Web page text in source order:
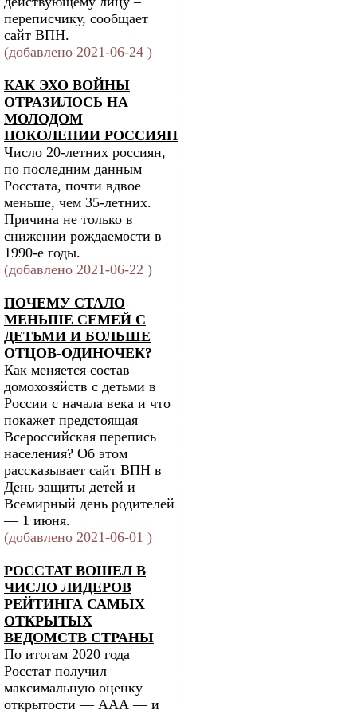
переписчику, сообщает
сайт ВПН.
(добавлено 2021-06-24 )
КАК ЭХО ВОЙНЫ
ОТРАЗИЛОСЬ НА
МОЛОДОМ
ПОКОЛЕНИИ РОССИЯН
Число 20-летних россиян,
по последним данным
Росстата, почти вдвое
меньше, чем 35-летних.
Причина не только в
снижении рождаемости в
1990-е годы.
(добавлено 2021-06-22 )
ПОЧЕМУ СТАЛО
МЕНЬШЕ СЕМЕЙ С
ДЕТЬМИ И БОЛЬШЕ
ОТЦОВ-ОДИНОЧЕК?
Как меняется состав
домохозяйств с детьми в
России с начала века и что
покажет предстоящая
Всероссийская перепись
населения? Об этом
рассказывает сайт ВПН в
День защиты детей и
Всемирный день родителей
— 1 июня.
(добавлено 2021-06-01 )
РОССТАТ ВОШЕЛ В
ЧИСЛО ЛИДЕРОВ
РЕЙТИНГА САМЫХ
ОТКРЫТЫХ
ВЕДОМСТВ СТРАНЫ
По итогам 2020 года
Росстат получил
максимальную оценку
открытости — ААА — и